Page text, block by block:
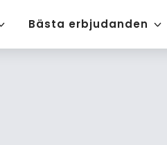
Bästa erbjudanden